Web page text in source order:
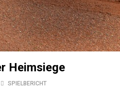
Heimsiege
SPIELBERICHT